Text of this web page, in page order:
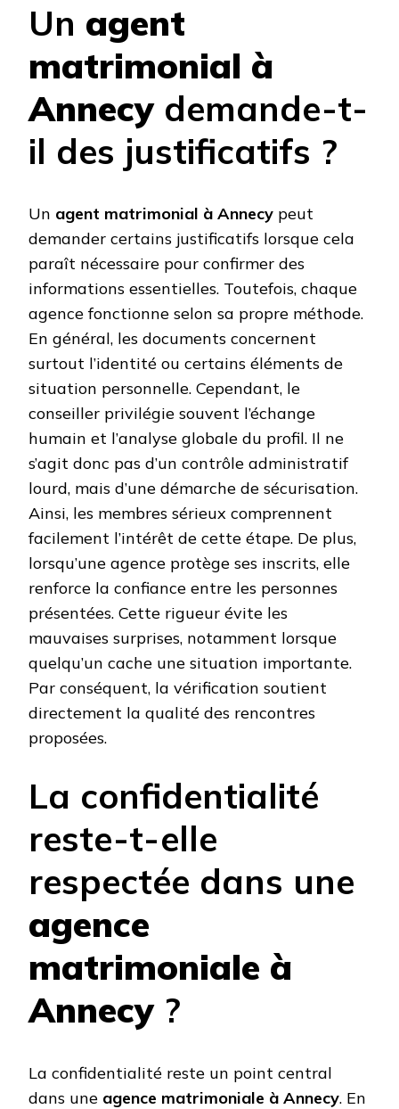
Un agent
matrimonial à
Annecydemande-t-
il des justificatifs ?
Un agent matrimonial à Annecy peut
demander certains justificatifs lorsque cela
paraît nécessaire pour confirmer des
informations essentielles. Toutefois, chaque
agence fonctionne selon sa propre méthode.
En général, les documents concernent
surtout l’identité ou certains éléments de
situation personnelle. Cependant, le
conseiller privilégie souvent l’échange
humain et l’analyse globale du profil. Il ne
s’agit donc pas d’un contrôle administratif
lourd, mais d’une démarche de sécurisation.
Ainsi, les membres sérieux comprennent
facilement l’intérêt de cette étape. De plus,
lorsqu’une agence protège ses inscrits, elle
renforce la confiance entre les personnes
présentées. Cette rigueur évite les
mauvaises surprises, notamment lorsque
quelqu’un cache une situation importante.
Par conséquent, la vérification soutient
directement la qualité des rencontres
proposées.
La confidentialité
reste-t-elle
respectée dans une
agence
matrimoniale à
Annecy?
La confidentialité reste un point central
dans une agence matrimoniale à Annecy. En